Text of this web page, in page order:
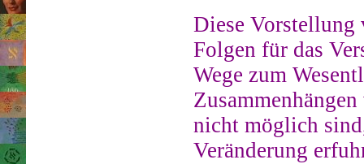
Diese Vorstellung
Folgen für das
Wege zum
nicht möglich
Veränderung